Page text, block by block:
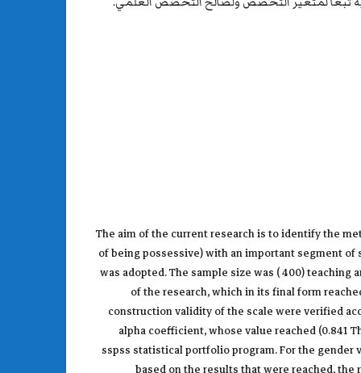
The aim of the current research is to identify the
of being possessive) with an important segment
was adopted. The sample size was ( 400)
of the research, which in its final form
construction validity of the scale were verified
alpha coefficient, whose value reached (0.841
sspss statistical portfolio program. For the